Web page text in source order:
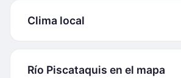
Clima local
Río Piscataquis en el mapa